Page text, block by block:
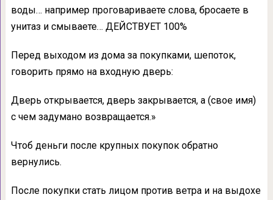
воды… например проговариваете слова, бросаете в
унитаз и смываете… ДЕЙСТВУЕТ 100%
Перед выходом из дома за покупками, шепоток,
говорить прямо на входную дверь:
Дверь открывается, дверь закрывается, а (свое имя)
с чем задумано возвращается.»
Чтоб деньги после крупных покупок обратно
вернулись.
После покупки стать лицом против ветра и на выдохе